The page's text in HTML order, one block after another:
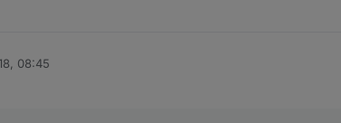
08:45